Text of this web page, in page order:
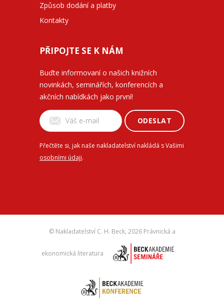
Způsob dodání a platby
Kontakty
PŘIPOJTE SE K NÁM
Buďte informovaní o našich knižních
novinkách, seminářích, konferencích a
akčních nabídkách jako první!
ODESLAT
Přečtěte si, jak naše nakladatelství nakládá s Vašimi
osobními údaji.
© Nakladatelství C. H. Beck, 2026 Právnická a
ekonomická literatura